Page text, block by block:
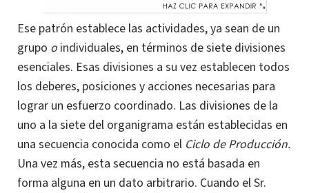
Ese patrón establece las actividades, ya sean de un
grupo o individuales, en términos de siete divisiones
esenciales. Esas divisiones a su vez establecen todos
los deberes, posiciones y acciones necesarias para
lograr un esfuerzo coordinado. Las divisiones de la
uno a la siete del organigrama están establecidas en
una secuencia conocida como el Ciclo de Producción.
Una vez más, esta secuencia no está basada en
forma alguna en un dato arbitrario. Cuando el Sr.